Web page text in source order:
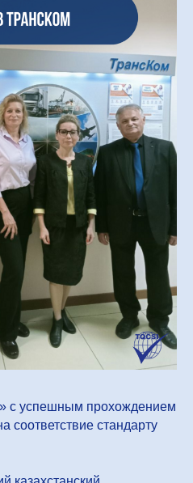
с успешным прохождением
соответствие стандарту